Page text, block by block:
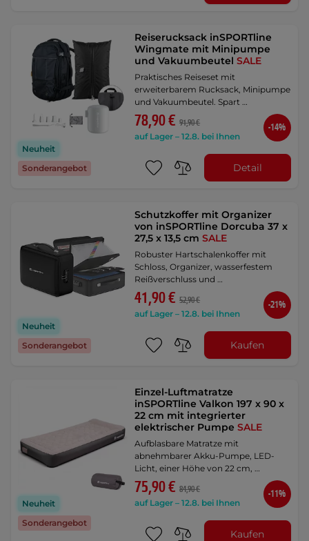
Neuheit
Sonderangebot
Reiserucksack inSPORTline
Wingmate mit Minipumpe
und VakuumbeutelSALE
Praktisches Reiseset mit
erweiterbarem Rucksack, Minipumpe
und Vakuumbeutel. Spart …
78,90 € 91,90 €
auf Lager – 12.8. bei Ihnen
-14%
Detail
Neuheit
Sonderangebot
Schutzkoffer mit Organizer
von inSPORTline Dorcuba 37 x
27,5 x 13,5 cmSALE
Robuster Hartschalenkoffer mit
Schloss, Organizer, wasserfestem
Reißverschluss und …
41,90 € 52,90 €
auf Lager – 12.8. bei Ihnen
-21%
Kaufen
Neuheit
Sonderangebot
Einzel-Luftmatratze
inSPORTline Valkon 197 x 90 x
22 cm mit integrierter
elektrischer PumpeSALE
Aufblasbare Matratze mit
abnehmbarer Akku-Pumpe, LED-
Licht, einer Höhe von 22 cm, …
75,90 € 84,90 €
auf Lager – 12.8. bei Ihnen
-11%
Kaufen